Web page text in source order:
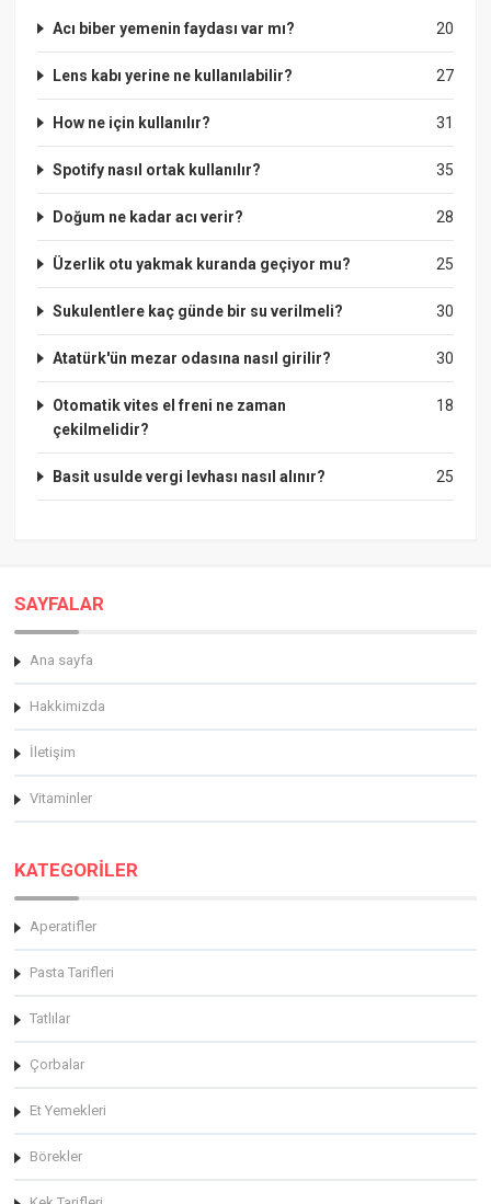
20
Acı biber yemenin faydası var mı?
27
Lens kabı yerine ne kullanılabilir?
31
How ne için kullanılır?
35
Spotify nasıl ortak kullanılır?
28
Doğum ne kadar acı verir?
25
Üzerlik otu yakmak kuranda geçiyor mu?
30
Sukulentlere kaç günde bir su verilmeli?
30
Atatürk'ün mezar odasına nasıl girilir?
18
Otomatik vites el freni ne zaman
çekilmelidir?
25
Basit usulde vergi levhası nasıl alınır?
SAYFALAR
Ana sayfa
Hakkimizda
İletişim
Vitaminler
KATEGORİLER
Aperatifler
Pasta Tarifleri
Tatlılar
Çorbalar
Et Yemekleri
Börekler